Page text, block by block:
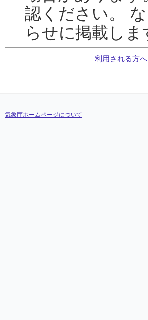
認ください。
らせに掲載しま
利用される方へ
気象庁ホームページについて